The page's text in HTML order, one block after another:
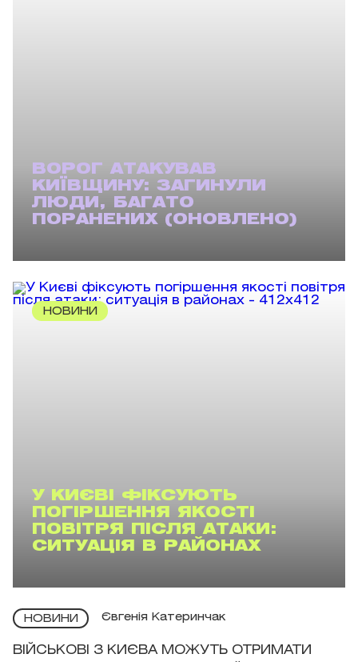
ВОРОГ АТАКУВАВ
КИЇВЩИНУ: ЗАГИНУЛИ
ЛЮДИ, БАГАТО
ПОРАНЕНИХ (ОНОВЛЕНО)
НОВИНИ
У КИЄВІ ФІКСУЮТЬ
ПОГІРШЕННЯ ЯКОСТІ
ПОВІТРЯ ПІСЛЯ АТАКИ:
СИТУАЦІЯ В РАЙОНАХ
НОВИНИ Євгенія Катеринчак
ВІЙСЬКОВІ З КИЄВА МОЖУТЬ ОТРИМАТИ